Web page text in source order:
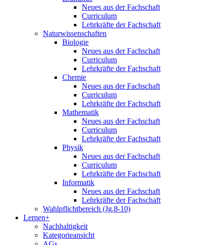
Neues aus der Fachschaft
Curriculum
Lehrkräfte der Fachschaft
Naturwissenschaften
Biologie
Neues aus der Fachschaft
Curriculum
Lehrkräfte der Fachschaft
Chemie
Neues aus der Fachschaft
Curriculum
Lehrkräfte der Fachschaft
Mathematik
Neues aus der Fachschaft
Curriculum
Lehrkräfte der Fachschaft
Physik
Neues aus der Fachschaft
Curriculum
Lehrkräfte der Fachschaft
Informatik
Neues aus der Fachschaft
Lehrkräfte der Fachschaft
Wahlpflichtbereich (Jg.8-10)
Lernen+
Nachhaltigkeit
Kategorieansicht